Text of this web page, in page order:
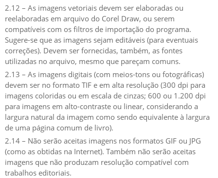
2.12 – As imagens vetoriais devem ser elaboradas ou
reelaboradas em arquivo do Corel Draw, ou serem
compatíveis com os filtros de importação do programa.
Sugere-se que as imagens sejam editáveis (para eventuais
correções). Devem ser fornecidas, também, as fontes
utilizadas no arquivo, mesmo que pareçam comuns.
2.13 – As imagens digitais (com meios-tons ou fotográficas)
devem ser no formato TIF e em alta resolução (300 dpi para
imagens coloridas ou em escala de cinzas; 600 ou 1.200 dpi
para imagens em alto-contraste ou linear, considerando a
largura natural da imagem como sendo equivalente à largura
de uma página comum de livro).
2.14 – Não serão aceitas imagens nos formatos GIF ou JPG
(como as obtidas na Internet). Também não serão aceitas
imagens que não produzam resolução compatível com
trabalhos editoriais.